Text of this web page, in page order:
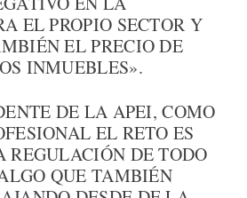
EL PROPIO SECTOR Y
EL PRECIO DE
INMUEBLES».
DE LA APEI, COMO
EL RETO ES
REGULACIÓN DE TODO
QUE TAMBIÉN